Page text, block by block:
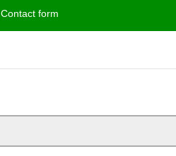
Contact form